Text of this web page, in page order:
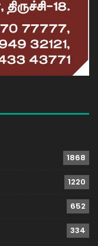
1868
1220
652
334